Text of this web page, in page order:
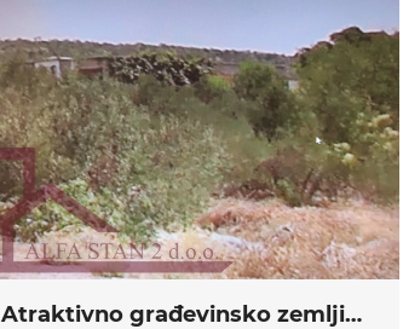
Atraktivno građevinsko zemljište Primošten